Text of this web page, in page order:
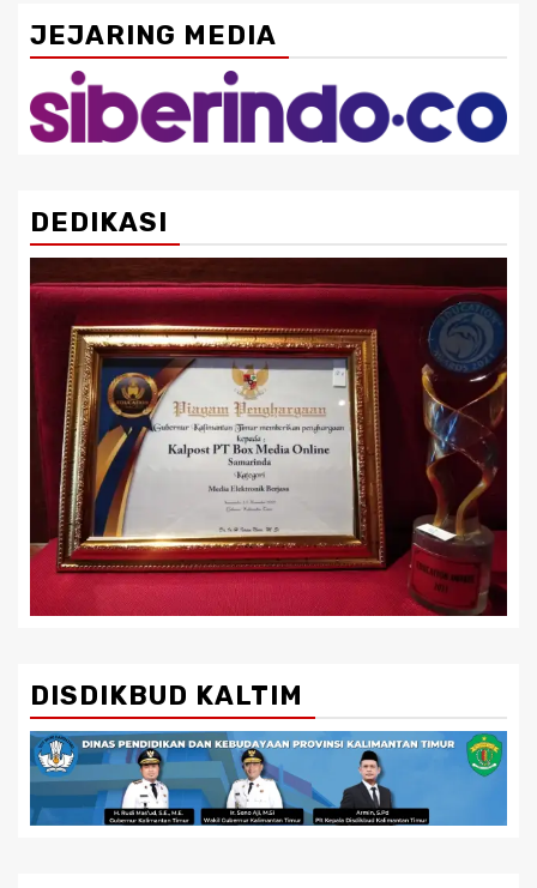
JEJARING MEDIA
DEDIKASI
DISDIKBUD KALTIM